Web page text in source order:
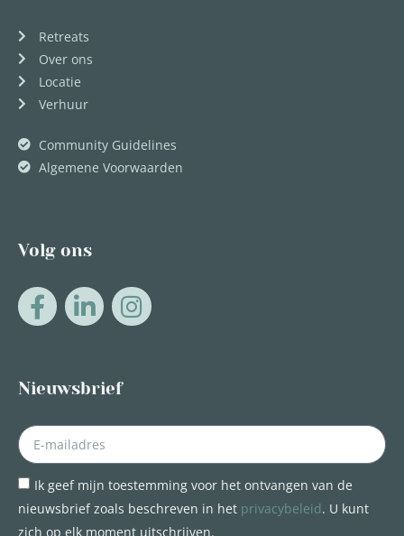
Retreats
Over ons
Locatie
Verhuur
Community Guidelines
Algemene Voorwaarden
Volg ons
Nieuwsbrief
Ik geef mijn toestemming voor het ontvangen van de
nieuwsbrief zoals beschreven in het privacybeleid. U kunt
zich op elk moment uitschrijven.